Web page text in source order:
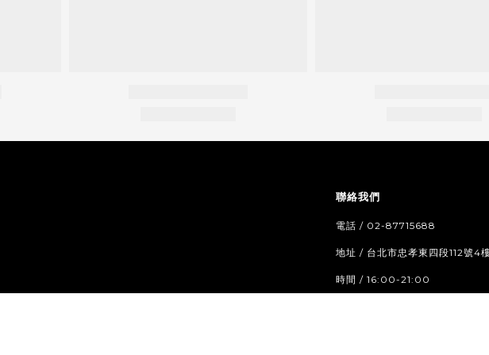
聯絡我們
電話 / 02-87715688
地址 / 台北市忠孝東四段112號4
時間 / 16:00-21:00